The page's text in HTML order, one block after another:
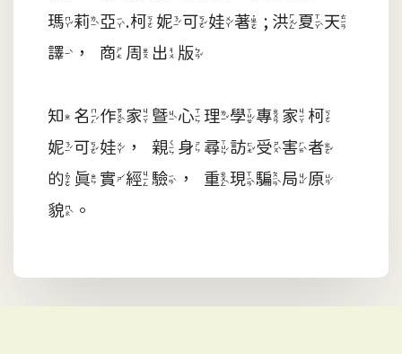
瑪莉亞.柯妮可娃著 ; 洪夏天
譯，商周出版
知名作家暨心理學專家柯
妮可娃，親身尋訪受害者
的真實經驗，重現騙局原
貌。